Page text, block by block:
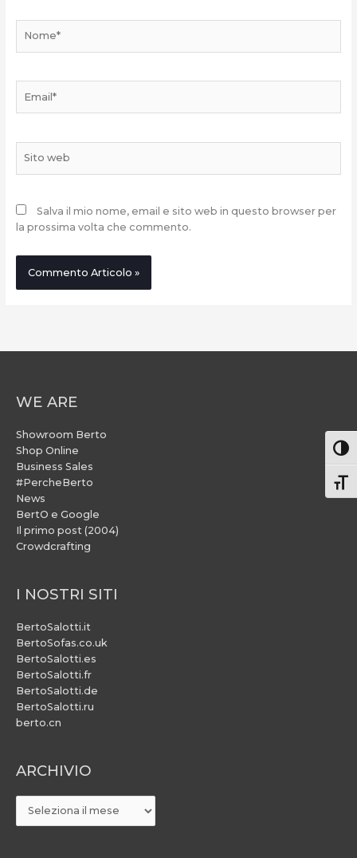
web
Salva il mio nome, email e sito web in questo browser per
la prossima volta che commento.
WE ARE
Showroom Berto
Shop Online
Business Sales
#PercheBerto
News
BertO e Google
Il primo post (2004)
Crowdcrafting
I NOSTRI SITI
BertoSalotti.it
BertoSofas.co.uk
BertoSalotti.es
BertoSalotti.fr
BertoSalotti.de
BertoSalotti.ru
berto.cn
ARCHIVIO
ARCHIVIO